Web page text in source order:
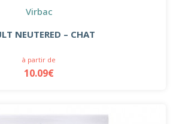
Virbac
NEUTERED – CHAT
à partir de
10.09€